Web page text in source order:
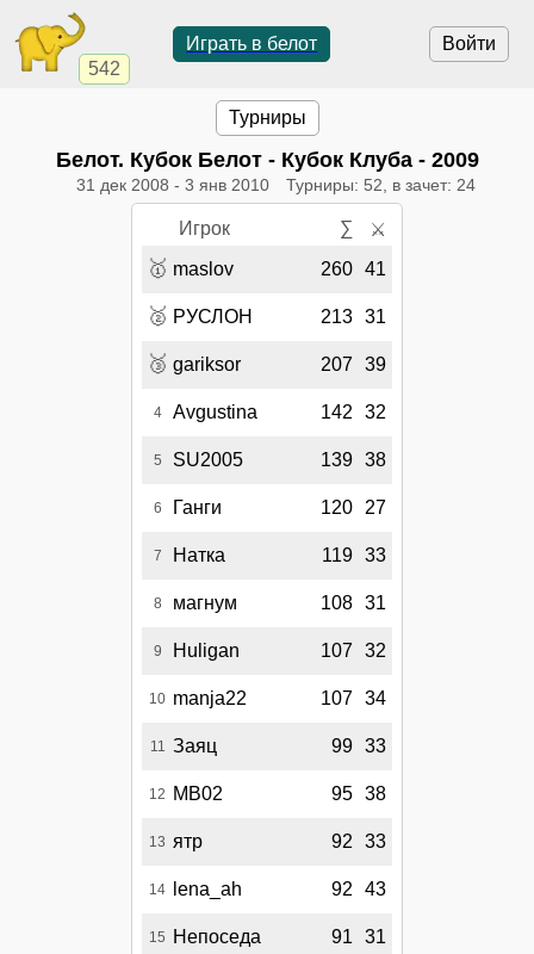
542
Войти
Играть в белот
Турниры
Белот. Кубок Белот - Кубок Клуба - 2009
31 дек 2008 - 3 янв 2010 Турниры: 52, в зачет: 24
Игрок ∑ ⚔
🥇 maslov 260 41
🥈 РУСЛОН 213 31
🥉 gariksor 207 39
4 Avgustina 142 32
5 SU2005 139 38
6 Ганги 120 27
7 Натка 119 33
8 магнум 108 31
9 Huligan 107 32
10 manja22 107 34
11 Заяц 99 33
12 МВ02 95 38
13 ятр 92 33
14 lena_ah 92 43
15 Непоседа 91 31